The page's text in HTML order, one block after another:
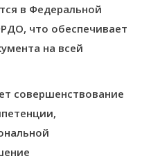
в Федеральной
что обеспечивает
на всей
совершенствование